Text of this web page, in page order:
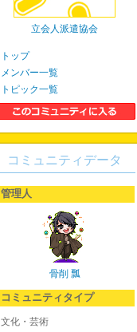
立会人派遣協会
トップ
メンバー一覧
トピック一覧
コミュニティデータ
管理人
骨削 瓢
コミュニティタイプ
文化・芸術